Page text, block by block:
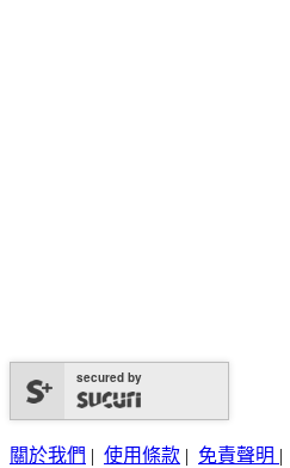
secured by
關於我們 | 使用條款 | 免責聲明 |